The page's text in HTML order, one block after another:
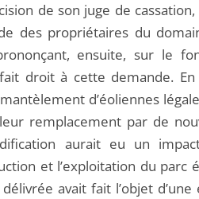
de son juge de
des propriétaires du
ensuite, sur le
droit à cette demande.
d’éoliennes
remplacement par de
aurait eu un
et l’exploitation du parc
avait fait l’objet d’une